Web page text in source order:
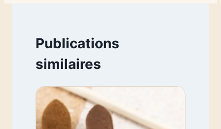
Publications
similaires